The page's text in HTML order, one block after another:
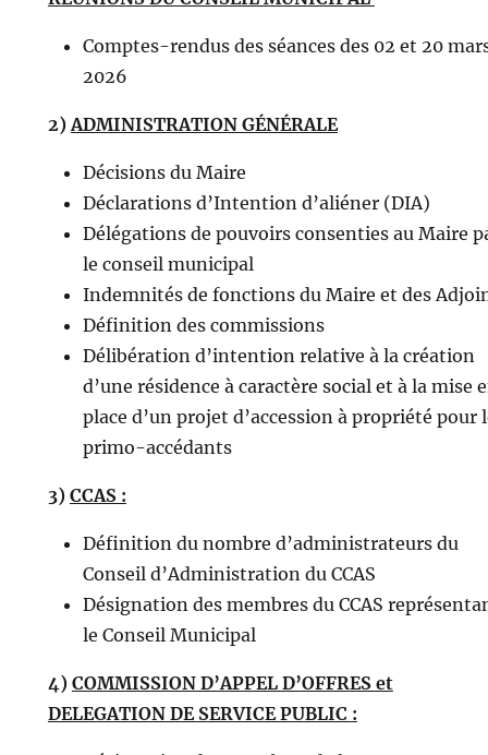
Comptes-rendus des séances des 02 et 20
2026
2) ADMINISTRATION GÉNÉRALE
Décisions du Maire
Déclarations d’Intention d’aliéner (DIA)
Délégations de pouvoirs consenties au Maire
le conseil municipal
Indemnités de fonctions du Maire et des
Définition des commissions
Délibération d’intention relative à la création
d’une résidence à caractère social et à la mise
place d’un projet d’accession à propriété pour
primo-accédants
3) CCAS :
Définition du nombre d’administrateurs du
Conseil d’Administration du CCAS
Désignation des membres du CCAS
le Conseil Municipal
4) COMMISSION D’APPEL D’OFFRES et
DELEGATION DE SERVICE PUBLIC :